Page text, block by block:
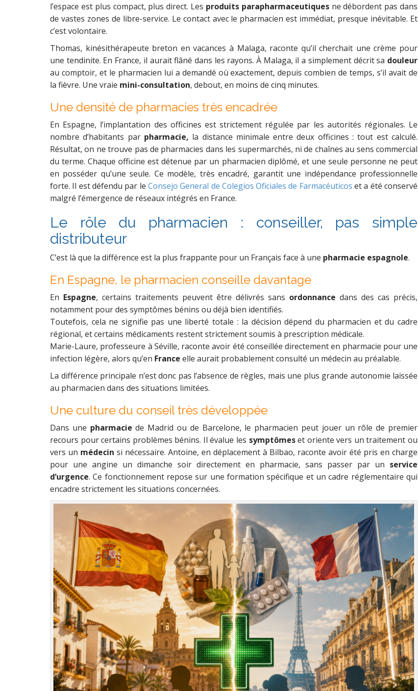
l’espace est plus compact, plus direct. Les produits parapharmaceutiquesne débordent pas dans
de vastes zones de libre-service. Le contact avec le pharmacien est immédiat, presque inévitable. Et
c’est volontaire.
Thomas, kinésithérapeute breton en vacances à Malaga, raconte qu’il cherchait une crème pour
une tendinite. En France, il aurait flâné dans les rayons. À Malaga, il a simplement décrit sa douleur
au comptoir, et le pharmacien lui a demandé où exactement, depuis combien de temps, s’il avait de
la fièvre. Une vraie mini-consultation, debout, en moins de cinq minutes.
Une densité de pharmacies très encadrée
En Espagne, l’implantation des officines est strictement régulée par les autorités régionales. Le
nombre d’habitants par pharmacie, la distance minimale entre deux officines : tout est calculé.
Résultat, on ne trouve pas de pharmacies dans les supermarchés, ni de chaînes au sens commercial
du terme. Chaque officine est détenue par un pharmacien diplômé, et une seule personne ne peut
en posséder qu’une seule. Ce modèle, très encadré, garantit une indépendance professionnelle
forte. Il est défendu par le Consejo General de Colegios Oficiales de Farmacéuticos et a été conservé
malgré l’émergence de réseaux intégrés en France.
Le rôle du pharmacien : conseiller, pas simple
distributeur
C’est là que la différence est la plus frappante pour un Français face à une pharmacie espagnole.
En Espagne, le pharmacien conseille davantage
En Espagne, certains traitements peuvent être délivrés sans ordonnance dans des cas précis,
notamment pour des symptômes bénins ou déjà bien identifiés.
Toutefois, cela ne signifie pas une liberté totale : la décision dépend du pharmacien et du cadre
régional, et certains médicaments restent strictement soumis à prescription médicale.
Marie-Laure, professeure à Séville, raconte avoir été conseillée directement en pharmacie pour une
infection légère, alors qu’en France elle aurait probablement consulté un médecin au préalable.
La différence principale n’est donc pas l’absence de règles, mais une plus grande autonomie laissée
au pharmacien dans des situations limitées.
Une culture du conseil très développée
Dans une pharmacie de Madrid ou de Barcelone, le pharmacien peut jouer un rôle de premier
recours pour certains problèmes bénins. Il évalue les symptômeset oriente vers un traitement ou
vers un médecin si nécessaire. Antoine, en déplacement à Bilbao, raconte avoir été pris en charge
pour une angine un dimanche soir directement en pharmacie, sans passer par un service
d’urgence. Ce fonctionnement repose sur une formation spécifique et un cadre réglementaire qui
encadre strictement les situations concernées.